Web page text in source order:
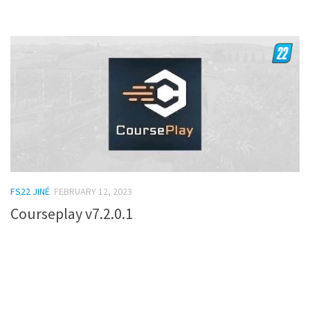
FS22 JINÉ FEBRUARY 12, 2023
Courseplay v7.2.0.1